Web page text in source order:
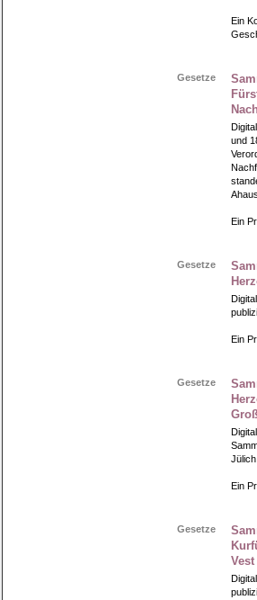
Ein
Gesetze
und
Ein
Gesetze
Ein
Gesetze
Ein
Gesetze